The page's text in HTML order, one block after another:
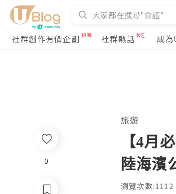
社群創作有價企劃 社群熱話 成
旅遊
【4月
陸海濱
瀏覽次數:1112
0